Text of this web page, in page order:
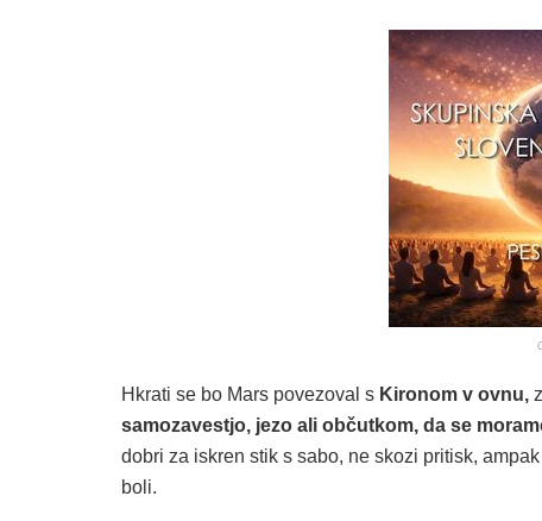
Hkrati se bo Mars povezoval s Kironom v ovnu,
samozavestjo, jezo ali občutkom, da se
dobri za iskren stik s sabo, ne skozi pritisk,
boli.